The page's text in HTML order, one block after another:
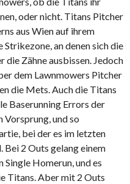
oder nicht. Titans Pitcher
aus Wien auf ihrem
an denen sich die
die Zähne ausbissen. Jedoch
dem Lawnmowers Pitcher
die Mets. Auch die Titans
Baserunning Errors der
Vorsprung, und so
bei der es im letzten
Bei 2 Outs gelang einem
Homerun, und es
Titans. Aber mit 2 Outs